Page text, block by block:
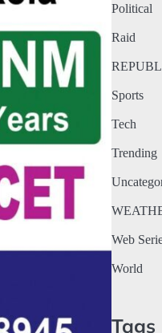
Political
Raid
Sports
Tech
Trending
Web
World
Tags